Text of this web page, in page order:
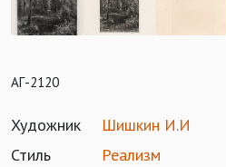
АГ-2120
Художник
Шишкин И.И
Стиль
Реализм